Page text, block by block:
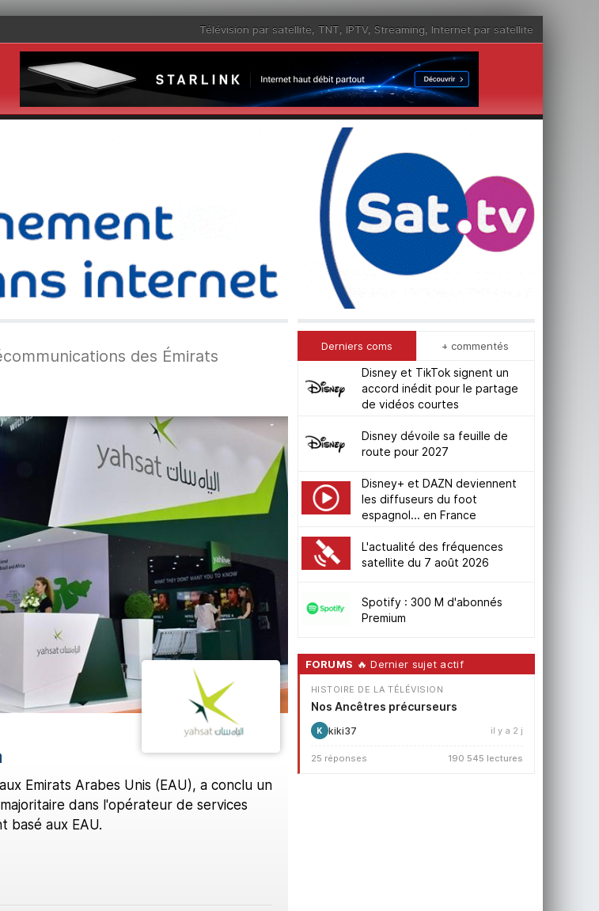
Télévision par satellite, TNT, IPTV, Streaming, Internet par satellite
des Émirats
Emirats Arabes Unis (EAU), a conclu un
dans l'opérateur de services
basé aux EAU.
Derniers coms + commentés
Disney et TikTok signent un
accord inédit pour le partage
de vidéos courtes
Disney dévoile sa feuille de
route pour 2027
Disney+ et DAZN deviennent
les diffuseurs du foot
espagnol... en France
L'actualité des fréquences
satellite du 7 août 2026
Spotify : 300 M d'abonnés
Premium
FORUMS 🔥 Dernier sujet actif
HISTOIRE DE LA TÉLÉVISION
Nos Ancêtres précurseurs
K kiki37 il y a 2 j
25 réponses 190 545 lectures